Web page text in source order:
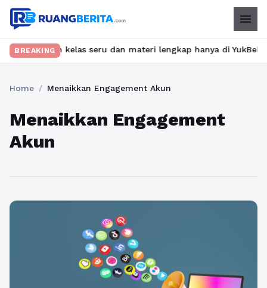
menu
BREAKING
kelas seru dan materi lengkap hanya di
Home / Menaikkan Engagement Akun
Menaikkan Engagement
Akun